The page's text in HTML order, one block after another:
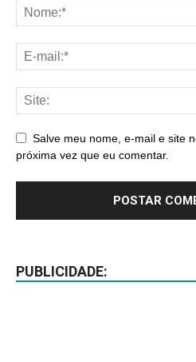
Salve meu nome, e-mail e site
próxima vez que eu comentar.
PUBLICIDADE: